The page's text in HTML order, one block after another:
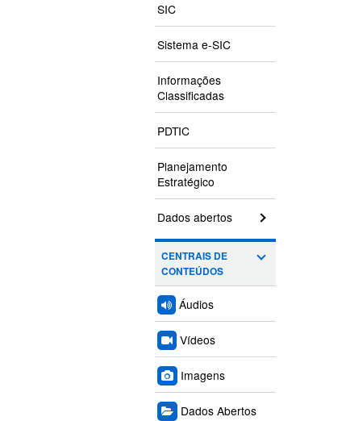
SIC
Sistema e-SIC
Informações
Classificadas
PDTIC
Planejamento
Estratégico
Dados abertos
CENTRAIS DE
CONTEÚDOS
Áudios
Vídeos
Imagens
Dados Abertos